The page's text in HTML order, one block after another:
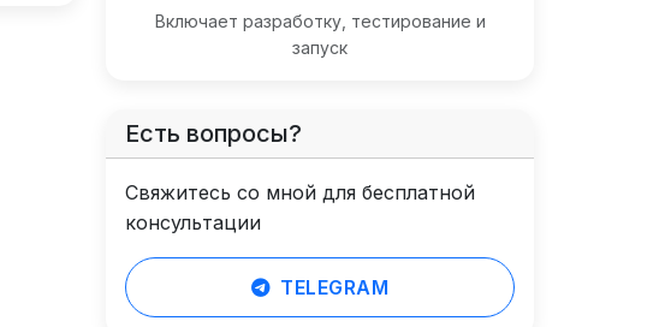
Включает разработку, тестирование и
запуск
Есть вопросы?
Свяжитесь со мной для бесплатной
консультации
TELEGRAM